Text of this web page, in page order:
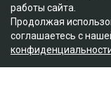
работы сайта.
Продолжая
соглашаетесь с